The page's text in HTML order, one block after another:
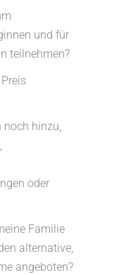
und für
teilnehmen?
noch hinzu,
oder
Familie
alternative,
angeboten?